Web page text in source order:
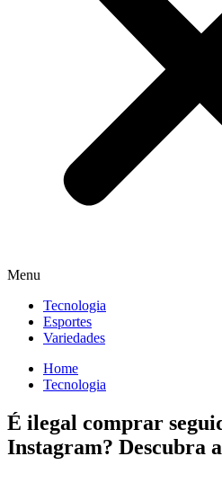
Menu
Tecnologia
Esportes
Variedades
Home
Tecnologia
É ilegal comprar
Instagram? Descubra